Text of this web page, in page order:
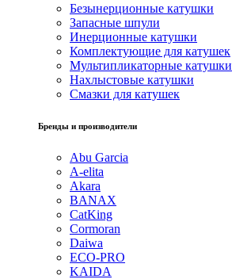
Безынерционные катушки
Запасные шпули
Инерционные катушки
Комплектующие для катушек
Мультипликаторные катушки
Нахлыстовые катушки
Смазки для катушек
Бренды и производители
Abu Garcia
A-elita
Akara
BANAX
CatKing
Cormoran
Daiwa
ECO-PRO
KAIDA